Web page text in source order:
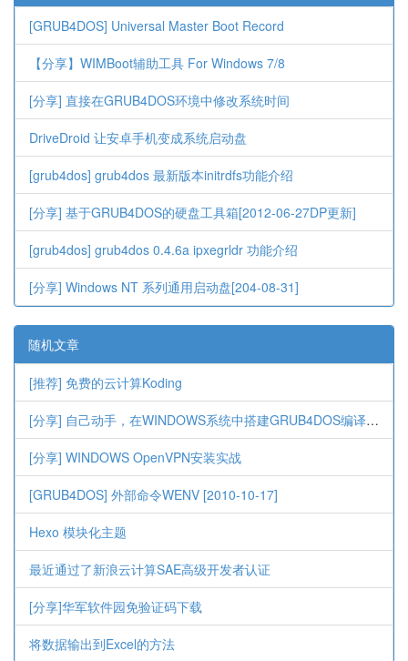
[GRUB4DOS] Universal Master Boot Record
【分享】WIMBoot辅助工具 For Windows 7/8
[分享] 直接在GRUB4DOS环境中修改系统时间
DriveDroid 让安卓手机变成系统启动盘
[grub4dos] grub4dos 最新版本initrdfs功能介绍
[分享] 基于GRUB4DOS的硬盘工具箱[2012-06-27DP更新]
[grub4dos] grub4dos 0.4.6a ipxegrldr 功能介绍
[分享] Windows NT 系列通用启动盘[204-08-31]
随机文章
[推荐] 免费的云计算Koding
[分享] 自己动手，在WINDOWS系统中搭建GRUB4DOS编译环境[2014-06-25]
[分享] WINDOWS OpenVPN安装实战
[GRUB4DOS] 外部命令WENV [2010-10-17]
Hexo 模块化主题
最近通过了新浪云计算SAE高级开发者认证
[分享]华军软件园免验证码下载
将数据输出到Excel的方法